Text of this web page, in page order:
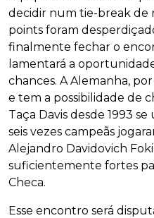
decidir num tie-break de
points foram
finalmente fechar o
lamentará a
chances. A Alemanha,
e tem a possibilidade de
Taça Davis desde 1993
seis vezes campeãs
Alejandro Davidovich
suficientemente fortes
Checa.
Esse encontro será